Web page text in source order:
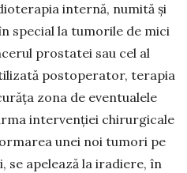
internă, numită și
special la tumorile de mici
prostatei sau cel al
postoperator, terapia
zona de eventualele
intervenției chirurgicale
unei noi tumori pe
se apelează la iradiere, în